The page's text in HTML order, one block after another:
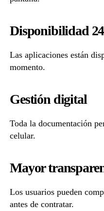
Disponibilidad
Las aplicaciones están
momento.
Gestión digital
Toda la documentación
celular.
Mayor
Los usuarios pueden
antes de contratar.